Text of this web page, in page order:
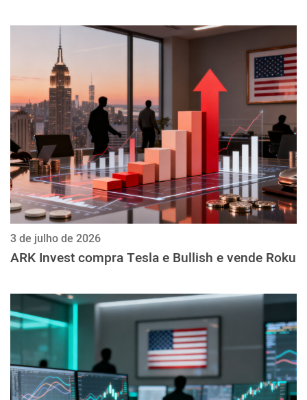
3 de julho de 2026
ARK Invest compra Tesla e Bullish e vende Roku